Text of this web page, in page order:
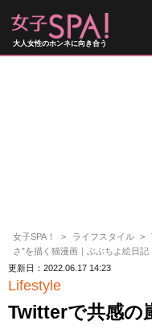
大人女性のホンネに向き合う
女子SPA！ ライフスタイル
さ”を描く猫漫画｜ぶぶちよ絵日記
更新日：2022.06.17 14:23
Lifestyle
Twitterで共感の